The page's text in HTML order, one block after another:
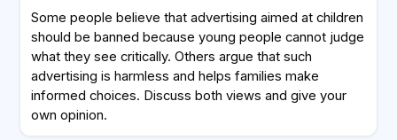
Some people believe that advertising aimed at children
should be banned because young people cannot judge
what they see critically. Others argue that such
advertising is harmless and helps families make
informed choices. Discuss both views and give your
own opinion.